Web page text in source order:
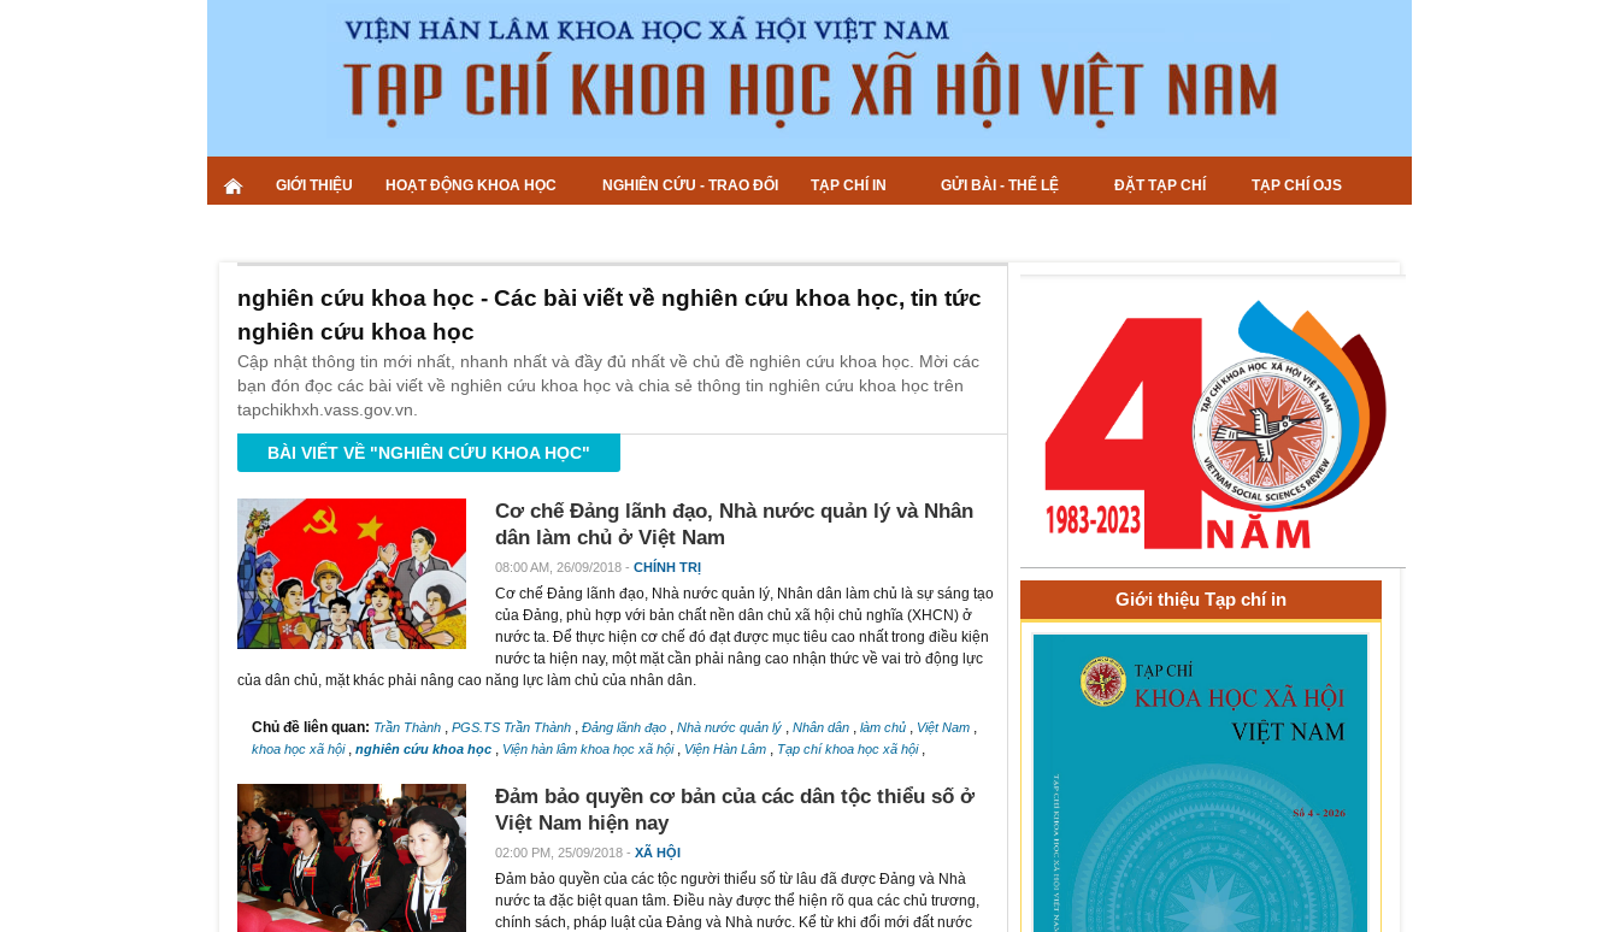
GIỚI THIỆU HOẠT ĐỘNG KHOA HỌC NGHIÊN CỨU - TRAO ĐỔI TẠP CHÍ IN GỬI BÀI - THỂ LỆ ĐẶT TẠP CHÍ TẠP CHÍ OJS
nghiên cứu khoa học - Các bài viết về nghiên cứu khoa học, tin tức
nghiên cứu khoa học
Cập nhật thông tin mới nhất, nhanh nhất và đầy đủ nhất về chủ đề nghiên cứu khoa học. Mời các
bạn đón đọc các bài viết về nghiên cứu khoa học và chia sẻ thông tin nghiên cứu khoa học trên
tapchikhxh.vass.gov.vn.
BÀI VIẾT VỀ "NGHIÊN CỨU KHOA HỌC"
Cơ chế Đảng lãnh đạo, Nhà nước quản lý và Nhân
dân làm chủ ở Việt Nam
08:00 AM, 26/09/2018 - CHÍNH TRỊ
Cơ chế Đảng lãnh đạo, Nhà nước quản lý, Nhân dân làm chủ là sự sáng tạo
của Đảng, phù hợp với bản chất nền dân chủ xã hội chủ nghĩa (XHCN) ở
nước ta. Để thực hiện cơ chế đó đạt được mục tiêu cao nhất trong điều kiện
nước ta hiện nay, một mặt cần phải nâng cao nhận thức về vai trò động lực
của dân chủ, mặt khác phải nâng cao năng lực làm chủ của nhân dân.
Chủ đề liên quan: Trần Thành , PGS.TS Trần Thành , Đảng lãnh đạo , Nhà nước quản lý , Nhân dân , làm chủ , Việt Nam ,
khoa học xã hội , nghiên cứu khoa học , Viện hàn lâm khoa học xã hội , Viện Hàn Lâm , Tạp chí khoa học xã hội ,
Đảm bảo quyền cơ bản của các dân tộc thiểu số ở
Việt Nam hiện nay
02:00 PM, 25/09/2018 - XÃ HỘI
Đảm bảo quyền của các tộc người thiểu số từ lâu đã được Đảng và Nhà
nước ta đặc biệt quan tâm. Điều này được thể hiện rõ qua các chủ trương,
chính sách, pháp luật của Đảng và Nhà nước. Kể từ khi đổi mới đất nước
Giới thiệu Tạp chí in